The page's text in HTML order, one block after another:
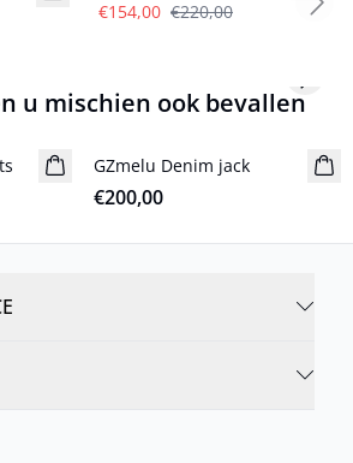
€154,00 €220,00
u mischien ook bevallen
Nieuw
GZmelu Denim jack
€200,00
Next